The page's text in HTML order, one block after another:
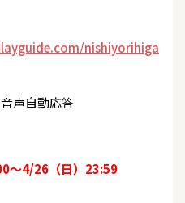
nishiyorihiga
声自動応答
～4/26（日）23:59